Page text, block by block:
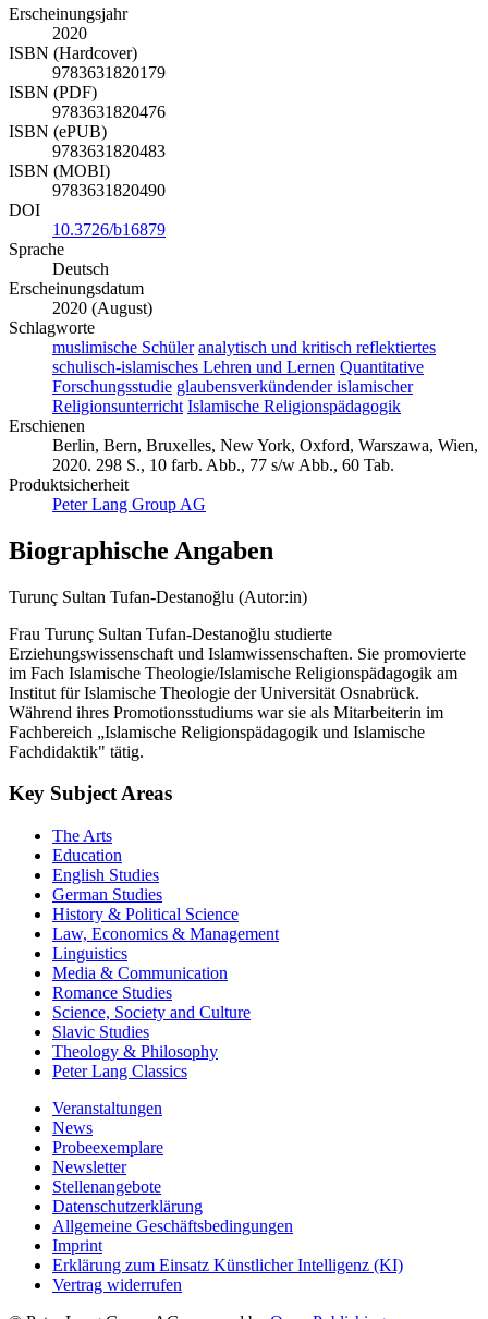
Erscheinungsjahr
2020
ISBN (Hardcover)
9783631820179
ISBN (PDF)
9783631820476
ISBN (ePUB)
9783631820483
ISBN (MOBI)
9783631820490
DOI
10.3726/b16879
Sprache
Deutsch
Erscheinungsdatum
2020 (August)
Schlagworte
muslimische Schüler analytisch und kritisch reflektiertes
schulisch-islamisches Lehren und Lernen Quantitative
Forschungsstudie glaubensverkündender islamischer
Religionsunterricht Islamische Religionspädagogik
Erschienen
Berlin, Bern, Bruxelles, New York, Oxford, Warszawa, Wien,
2020. 298 S., 10 farb. Abb., 77 s/w Abb., 60 Tab.
Produktsicherheit
Peter Lang Group AG
Biographische Angaben
Turunç Sultan Tufan-Destanoğlu (Autor:in)
Frau Turunç Sultan Tufan-Destanoğlu studierte
Erziehungswissenschaft und Islamwissenschaften. Sie promovierte
im Fach Islamische Theologie/Islamische Religionspädagogik am
Institut für Islamische Theologie der Universität Osnabrück.
Während ihres Promotionsstudiums war sie als Mitarbeiterin im
Fachbereich „Islamische Religionspädagogik und Islamische
Fachdidaktik" tätig.
Key Subject Areas
The Arts
Education
English Studies
German Studies
History & Political Science
Law, Economics & Management
Linguistics
Media & Communication
Romance Studies
Science, Society and Culture
Slavic Studies
Theology & Philosophy
Peter Lang Classics
Veranstaltungen
News
Probeexemplare
Newsletter
Stellenangebote
Datenschutzerklärung
Allgemeine Geschäftsbedingungen
Imprint
Erklärung zum Einsatz Künstlicher Intelligenz (KI)
Vertrag widerrufen